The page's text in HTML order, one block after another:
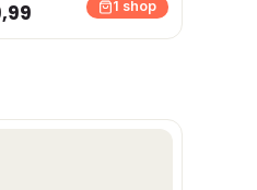
1 shop